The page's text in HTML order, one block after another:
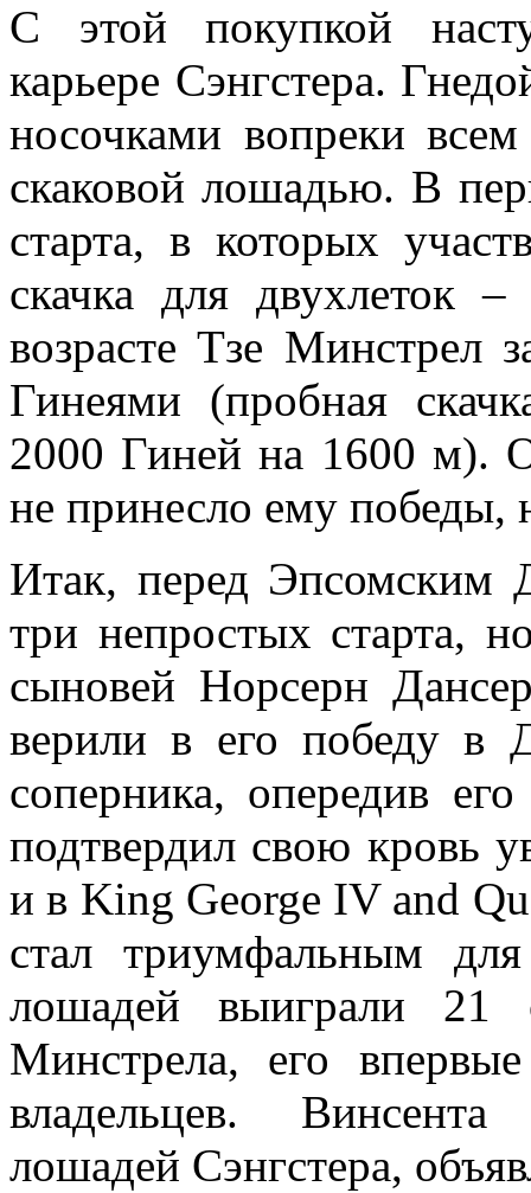
С этой покупкой
карьере Сэнгстера.
носочками вопреки
скаковой лошадью. В
старта, в которых
скачка для двухлеток
возрасте Тзе Минстрел
Гинеями (пробная
2000 Гиней на 1600 м).
не принесло ему
Итак, перед Эпсомским
три непростых старта,
сыновей Норсерн
верили в его победу в
соперника, опередив
подтвердил свою кровь
и в King George IV and
стал триумфальным
лошадей выиграли 21
Минстрела, его
владельцев. Винсента
лошадей Сэнгстера,